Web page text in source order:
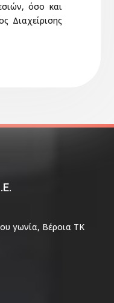
όσο και
Διαχείρισης
γωνία, Βέροια TΚ